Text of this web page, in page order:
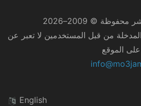
© 2009–2026
من قبل المستخدمين لا تعبر عن
الموقع
English